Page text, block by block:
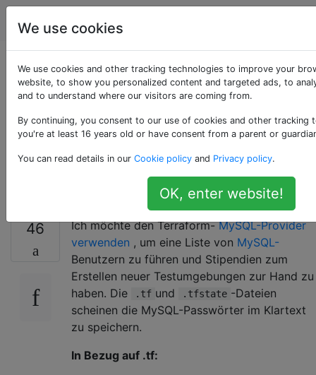
DevOps
Wie kann ich
Geheimnisse in .tf
und .tfstate
verwalten?
46 Ich möchte den Terraform-MySQL-Provider
verwenden , um eine Liste von MySQL-
Benutzern zu führen und Stipendien zum
Erstellen neuer Testumgebungen zur Hand zu
haben. Die
.tf und .tfstate -Dateien
scheinen die MySQL-Passwörter im Klartext
zu speichern.
In Bezug auf .tf:
We use cookies
We use cookies and other tracking technologies to improve your
website, to show you personalized content and targeted ads, to
and to understand where our visitors are coming from.
By continuing, you consent to our use of cookies and other tracking
you're at least 16 years old or have consent from a parent or
You can read details in our Cookie policy and Privacy policy.
OK, enter website!